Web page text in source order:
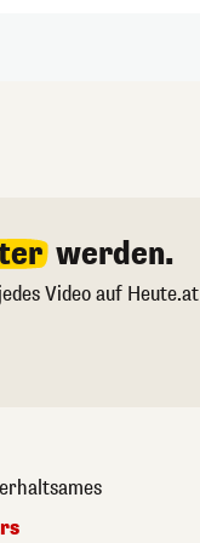
werden.
Video auf